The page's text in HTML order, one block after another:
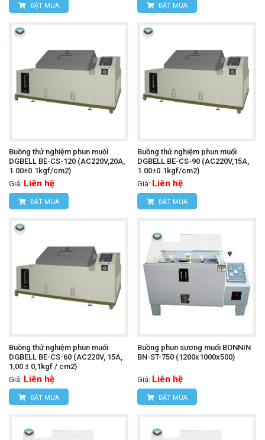
ĐẶT MUA ĐẶT MUA
Buồng thử nghiệm phun muối
DGBELL BE-CS-120 (AC220V,20A,
1.00±0.1kgf/cm2)
Giá: Liên hệ
ĐẶT MUA
Buồng thử nghiệm phun muối
DGBELL BE-CS-90 (AC220V,15A,
1.00±0.1kgf/cm2)
Giá: Liên hệ
ĐẶT MUA
Buồng thử nghiệm phun muối
DGBELL BE-CS-60 (AC220V, 15A,
1,00 ± 0,1kgf / cm2)
Giá: Liên hệ
ĐẶT MUA
Buồng phun sương muối BONNIN
BN-ST-750 (1200x1000x500)
Giá: Liên hệ
ĐẶT MUA